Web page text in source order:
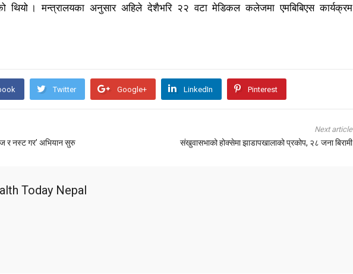
। मन्त्रालयका अनुसार अहिले देशैभरि २२ वटा मेडिकल कलेजमा एमबिबिएस कार्यक्रम
Twitter Google+ LinkedIn Pinterest
र नस्ट गर’ अभियान सुरु
Next article
संखुवासभाको होक्सेमा झाडापखालाको प्रकोप, २८ जना बिरामी
Today Nepal